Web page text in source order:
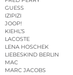
GUESS
IZIPIZI
JOOP!
KIEHL’S
LACOSTE
LENA HOSCHEK
LIEBESKIND BERLIN
MAC
MARC JACOBS